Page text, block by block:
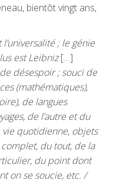
bientôt vingt ans,
; le génie
est Leibniz[…]
désespoir ; souci de
(mathématiques),
de langues
de l’autre et du
quotidienne, objets
du tout, de la
du point dont
on se soucie, etc. /